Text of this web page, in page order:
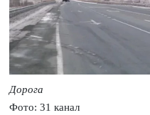
Дорога
Фото: 31 канал